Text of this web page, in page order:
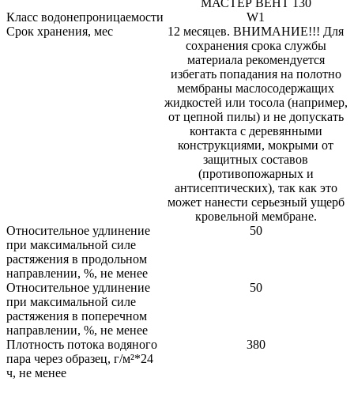
МАСТЕР ВЕНТ 130
Класс водонепроницаемости
W1
Срок хранения, мес
12 месяцев. ВНИМАНИЕ!!! Для
сохранения срока службы
материала рекомендуется
избегать попадания на полотно
мембраны маслосодержащих
жидкостей или тосола (например,
от цепной пилы) и не допускать
контакта с деревянными
конструкциями, мокрыми от
защитных составов
(противопожарных и
антисептических), так как это
может нанести серьезный ущерб
кровельной мембране.
Относительное удлинение
при максимальной силе
растяжения в продольном
направлении, %, не менее
50
Относительное удлинение
при максимальной силе
растяжения в поперечном
направлении, %, не менее
50
Плотность потока водяного
пара через образец, г/м²*24
ч, не менее
380